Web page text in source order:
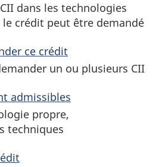
dans les technologies
crédit peut être demandé
ce crédit
un ou plusieurs CII
admissibles
propre,
techniques